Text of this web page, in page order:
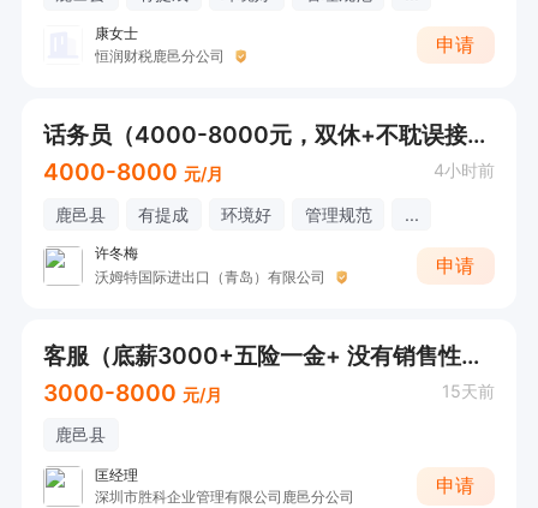
康女士
恒润财税鹿邑分公司
申请
话务员（4000-8000元，双休+不耽误接送小孩，下午五点30下班）
4000-8000 元/月 4小时前
鹿邑县 有提成 环境好 管理规范 ...
许冬梅
沃姆特国际进出口（青岛）有限公司
申请
客服（底薪3000+五险一金+ 没有销售性质）
3000-8000 元/月 15天前
鹿邑县
匡经理
深圳市胜科企业管理有限公司鹿邑分公司
申请